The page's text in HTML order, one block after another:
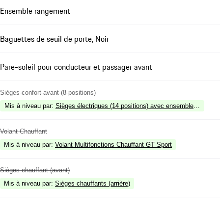
Ensemble rangement
Baguettes de seuil de porte, Noir
Pare-soleil pour conducteur et passager avant
Sièges confort avant (8 positions)
Mis à niveau par: Sièges électriques (14 positions) avec ensemble mémoire
Volant Chauffant
Mis à niveau par: Volant Multifonctions Chauffant GT Sport
Sièges chauffant (avant)
Mis à niveau par: Sièges chauffants (arrière)